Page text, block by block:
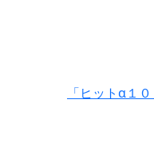
「ヒットα１